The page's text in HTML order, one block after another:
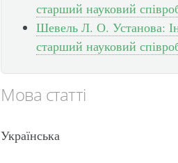
старший науковий
Шевель Л. О. Установа:
старший науковий
Мова статті
Українська